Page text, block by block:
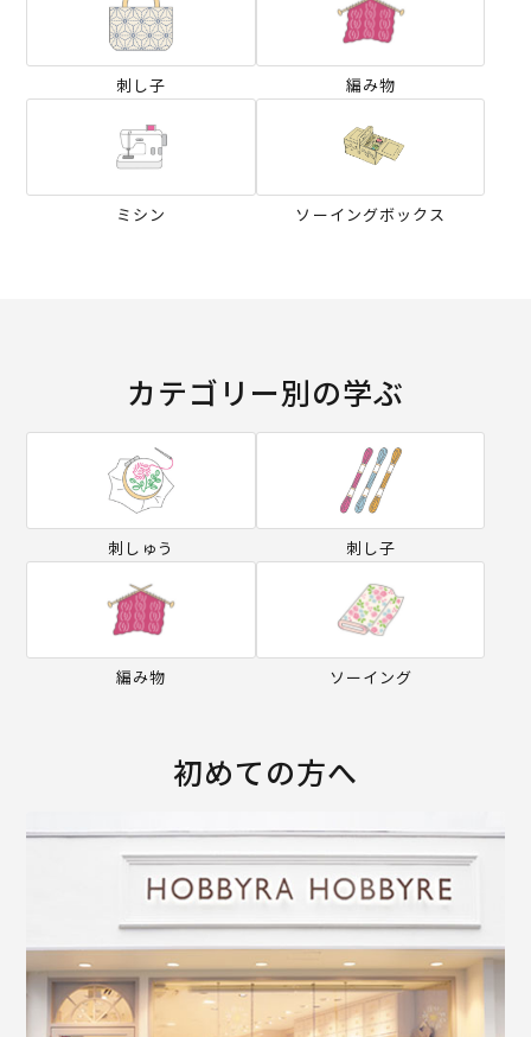
刺し子 編み物
ミシン ソーイングボックス
カテゴリー別の学ぶ
刺しゅう 刺し子
編み物 ソーイング
初めての方へ